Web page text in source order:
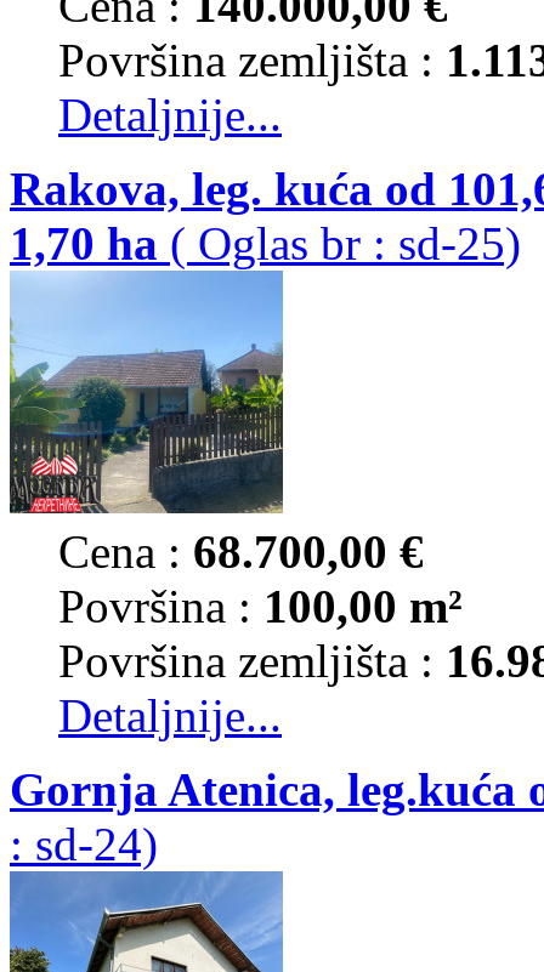
Površina zemljišta :
Detaljnije...
Rakova, leg. kuća od
1,70 ha ( Oglas br : sd-25)
Cena : 68.700,00 €
Površina : 100,00 m²
Površina zemljišta :
Detaljnije...
Gornja Atenica, leg.kuća
: sd-24)